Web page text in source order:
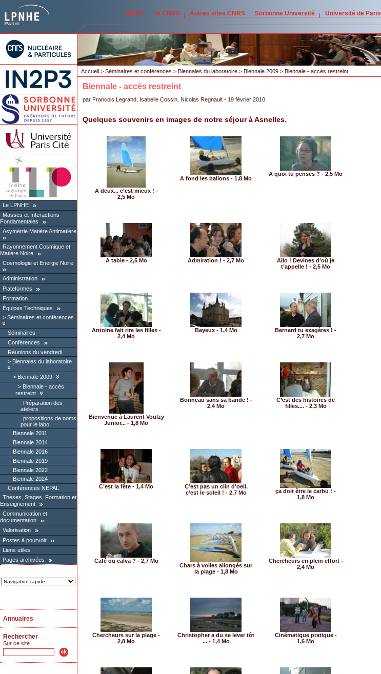
IN2P3 Le CNRS Autres sites CNRS Sorbonne Université Université de Paris
Le LPNHE
Masses et Interactions
Fondamentales
Asymétrie Matière Antimatière
Rayonnement Cosmique et
Matière Noire
Cosmologie et Energie Noire
Administration
Plateformes
Formation
Équipes Techniques
Séminaires et conférences
Séminaires
Conférences
Réunions du vendredi
Biennales du laboratoire
Biennale 2009
Biennale - accès
restreint
Préparation des
ateliers
propositions de noms
pour le labo
Biennale 2011
Biennale 2014
Biennale 2016
Biennale 2019
Biennale 2022
Biennale 2024
Conférences NEPAL
Thèses, Stages, Formation et
Enseignement
Communication et
documentation
Valorisation
Postes à pourvoir
Liens utiles
Pages archivées
Annuaires
Rechercher
Sur ce site
Accueil > Séminaires et conférences > Biennales du laboratoire > Biennale 2009 > Biennale - accès restreint
Biennale - accès restreint
par Francois Legrand Isabelle Cossin Nicolas Regnault - 19 février 2010
Quelques souvenirs en images de notre séjour à Asnelles.
A deux... c’est mieux ! -
2,5 Mo
A fond les ballons - 1,8 Mo
A quoi tu penses ? - 2,5 Mo
A table - 2,5 Mo Admiration ! - 2,7 Mo
Allo ! Devines d’où je
t’appelle ! - 2,5 Mo
Antoine fait rire les filles -
2,4 Mo
Bayeux - 1,4 Mo
Bernard tu exagères ! -
2,7 Mo
Bienvenue à Laurent Voulzy
Junior... - 1,8 Mo
Bonneau sans sa bande ! -
2,4 Mo
C’est des histoires de
filles.... - 2,3 Mo
C’est la fête - 1,4 Mo
C’est pas un clin d’oeil,
c’est le soleil ! - 2,7 Mo
ça doit être le carbu ! -
1,8 Mo
Café ou calva ? - 2,7 Mo
Chars à voiles allongés sur
la plage - 1,8 Mo
Chercheurs en plein effort -
2,4 Mo
Chercheurs sur la plage -
2,8 Mo
Christopher a du se lever tôt
... - 1,4 Mo
Cinématique pratique -
1,6 Mo